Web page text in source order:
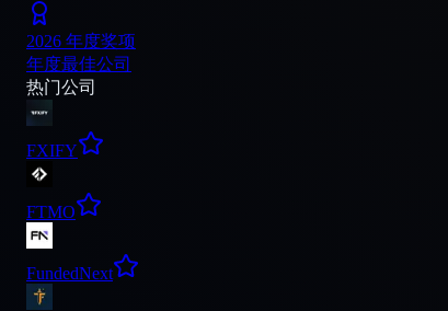
2026 年度奖项
年度最佳公司
热门公司
FXIFY
FTMO
FundedNext